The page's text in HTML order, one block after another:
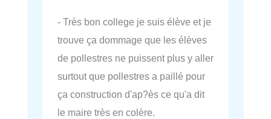
- Très bon college je suis élève et je
trouve ça dommage que les élèves
de pollestres ne puissent plus y aller
surtout que pollestres a paillé pour
ça construction d'ap?ès ce qu'a dit
le maire très en colère.